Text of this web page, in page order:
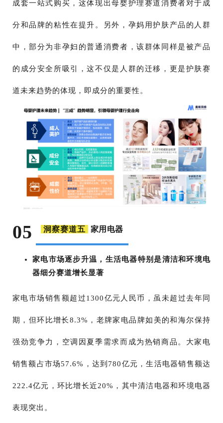
成套一站式购买，这体现出母婴护理赛道消费者对于成
分和品牌的粘性在提升。另外，孕妈用护肤产品的人群
中，部分为非孕妇的普通消费者，该群体同样是被产品
的成分安全所吸引，这不仅是人群的迁移，更是护肤赛
道未来趋势的体现，即成分的重要性。
05 洞察赛道五 家用电器
家电市场逐步升温，生活电器特别是清洁和环境电
器细分赛道增长显著
家电市场销售额超过1300亿元人民币，虽未超过去年同
期，但环比增长8.3%，老牌家电品牌如美的和海尔保持
强劲竞争力，空调因夏季需求而成为热销商品。大家电
销售额占市场57.6%，达到780亿元，生活电器销售额达
222.4亿元，环比增长近20%，其中清洁电器和环境电器
表现突出。